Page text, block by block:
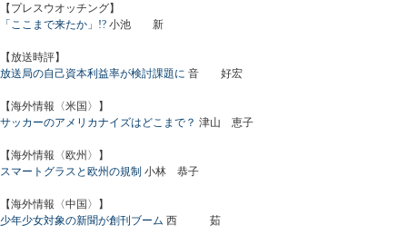
【プレスウオッチング】
「ここまで来たか」!? 小池 新
【放送時評】
放送局の自己資本利益率が検討課題に 音 好宏
【海外情報〈米国〉】
サッカーのアメリカナイズはどこまで？ 津山 恵子
【海外情報〈欧州〉】
スマートグラスと欧州の規制 小林 恭子
【海外情報〈中国〉】
少年少女対象の新聞が創刊ブーム 西 茹